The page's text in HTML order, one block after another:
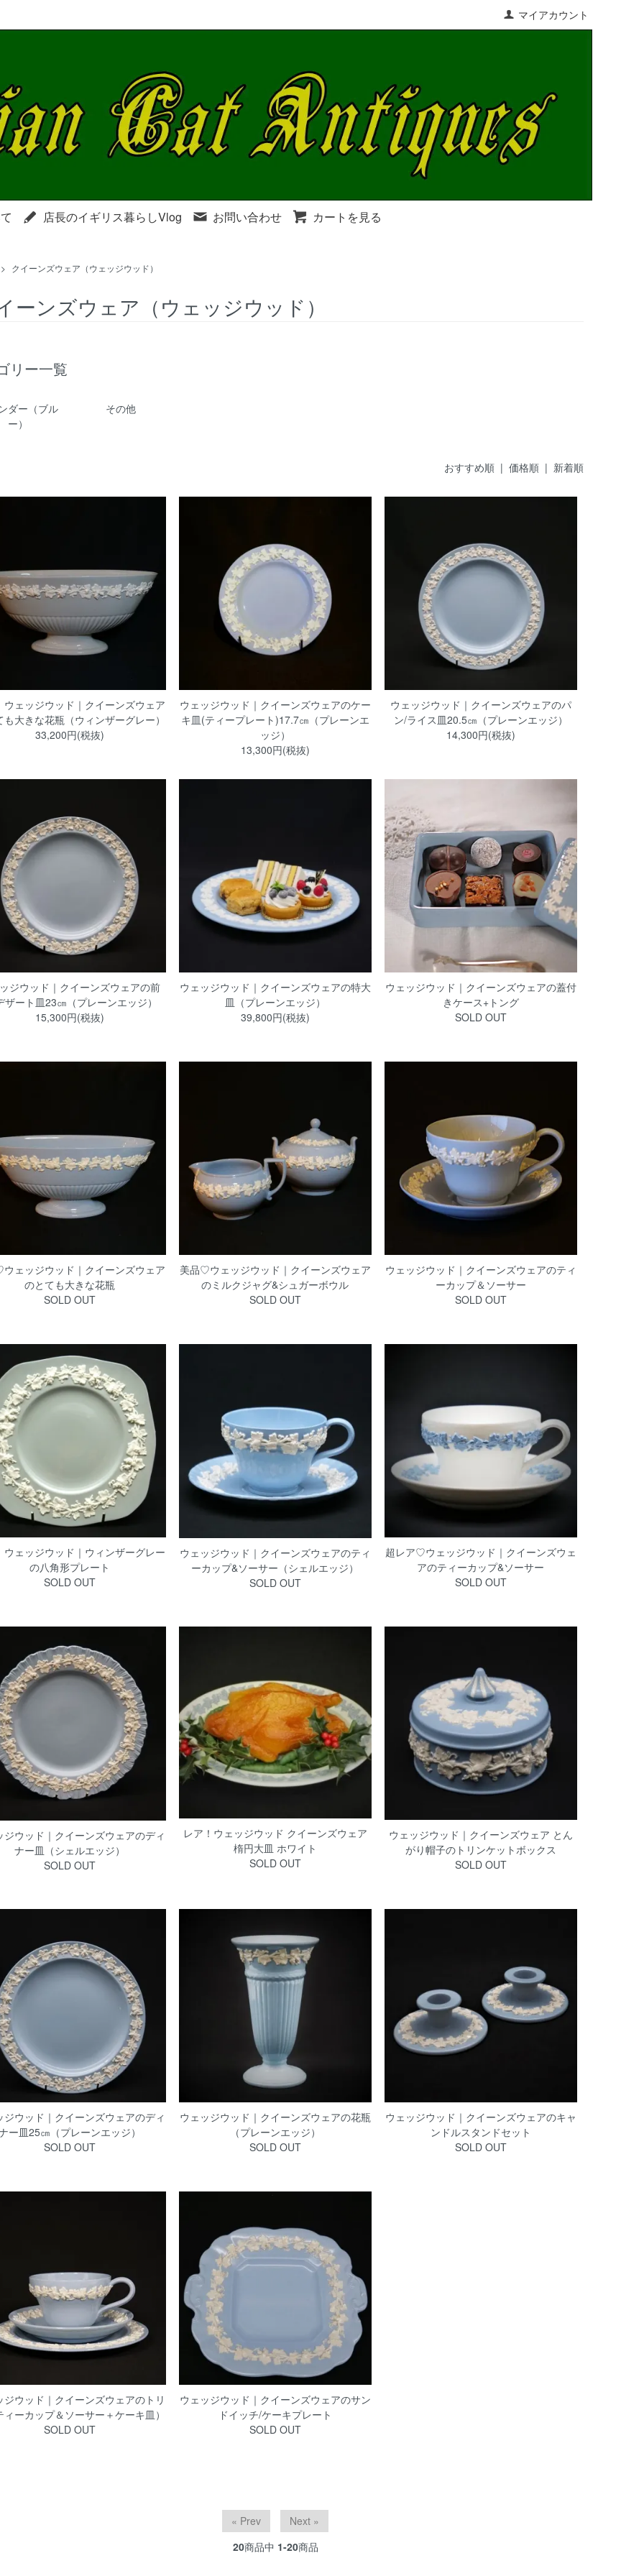
マイアカウント
店長のイギリス暮らしVlog お問い合わせ カートを見る
クイーンズウェア（ウェッジウッド）
ーンズウェア（ウェッジウッド）
リー一覧
ダー（ブル
ー）
その他
おすすめ順 | 価格順 | 新着順
ウェッジウッド｜クイーンズウェア
も大きな花瓶（ウィンザーグレー）
33,200円(税抜)
ウェッジウッド｜クイーンズウェアのケー
キ皿(ティープレート)17.7㎝（プレーンエ
ッジ）
13,300円(税抜)
ウェッジウッド｜クイーンズウェアのパ
ン/ライス皿20.5㎝（プレーンエッジ）
14,300円(税抜)
ジウッド｜クイーンズウェアの前
ザート皿23㎝（プレーンエッジ）
15,300円(税抜)
ウェッジウッド｜クイーンズウェアの特大
皿（プレーンエッジ）
39,800円(税抜)
ウェッジウッド｜クイーンズウェアの蓋付
きケース+トング
SOLD OUT
ェッジウッド｜クイーンズウェア
のとても大きな花瓶
SOLD OUT
美品♡ウェッジウッド｜クイーンズウェア
のミルクジャグ&シュガーボウル
SOLD OUT
ウェッジウッド｜クイーンズウェアのティ
ーカップ＆ソーサー
SOLD OUT
ウェッジウッド｜ウィンザーグレー
の八角形プレート
SOLD OUT
ウェッジウッド｜クイーンズウェアのティ
ーカップ&ソーサー（シェルエッジ）
SOLD OUT
超レア♡ウェッジウッド｜クイーンズウェ
アのティーカップ&ソーサー
SOLD OUT
ジウッド｜クイーンズウェアのディ
ナー皿（シェルエッジ）
SOLD OUT
レア！ウェッジウッド クイーンズウェア
楕円大皿 ホワイト
SOLD OUT
ウェッジウッド｜クイーンズウェア とん
がり帽子のトリンケットボックス
SOLD OUT
ジウッド｜クイーンズウェアのディ
ー皿25㎝（プレーンエッジ）
SOLD OUT
ウェッジウッド｜クイーンズウェアの花瓶
（プレーンエッジ）
SOLD OUT
ウェッジウッド｜クイーンズウェアのキャ
ンドルスタンドセット
SOLD OUT
ジウッド｜クイーンズウェアのトリ
ィーカップ＆ソーサー＋ケーキ皿）
SOLD OUT
ウェッジウッド｜クイーンズウェアのサン
ドイッチ/ケーキプレート
SOLD OUT
« Prev
Next »
20商品中 1-20商品